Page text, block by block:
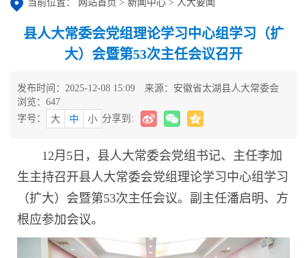
当前位置： 网站首页 > 新闻中心 > 人大要闻
县人大常委会党组理论学习中心组学习（扩
大）会暨第53次主任会议召开
发布时间：2025-12-08 15:09
来源：安徽省太湖县人大常委会
浏览： 647
字号：
大 中 小 分享到:
12月5日，县人大常委会党组书记、主任李加
生主持召开县人大常委会党组理论学习中心组学习
（扩大）会暨第53次主任会议。副主任潘启明、方
根应参加会议。